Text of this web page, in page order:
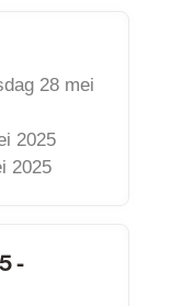
28 mei
2025
2025
6
-